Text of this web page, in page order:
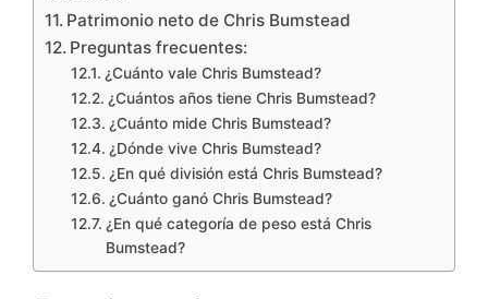
Patrimonio neto de Chris Bumstead
Preguntas frecuentes:
¿Cuánto vale Chris Bumstead?
¿Cuántos años tiene Chris Bumstead?
¿Cuánto mide Chris Bumstead?
¿Dónde vive Chris Bumstead?
¿En qué división está Chris Bumstead?
¿Cuánto ganó Chris Bumstead?
¿En qué categoría de peso está Chris
Bumstead?